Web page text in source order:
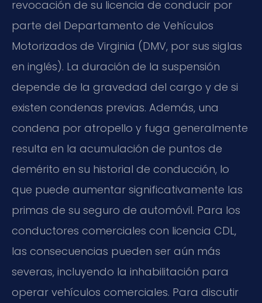
revocación de su licencia de conducir por
parte del Departamento de Vehículos
Motorizados de Virginia (DMV, por sus siglas
en inglés). La duración de la suspensión
depende de la gravedad del cargo y de si
existen condenas previas. Además, una
condena por atropello y fuga generalmente
resulta en la acumulación de puntos de
demérito en su historial de conducción, lo
que puede aumentar significativamente las
primas de su seguro de automóvil. Para los
conductores comerciales con licencia CDL,
las consecuencias pueden ser aún más
severas, incluyendo la inhabilitación para
operar vehículos comerciales. Para discutir